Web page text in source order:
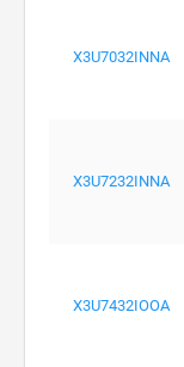
X3U7032INNA
X3U7232INNA
X3U7432IOOA